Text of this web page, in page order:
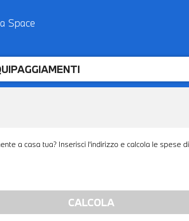
Space
a casa tua? Inserisci l'indirizzo e calcola le spese di